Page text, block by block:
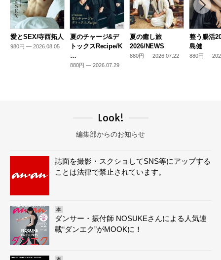
愛とSEX/寺西拓人
980円 — 2026.08.05
夏のチャージ&デ
トックスRecipe/K
…
880円 — 2026.07.29
夏の癒し旅
2026/NEWS
880円 — 2026.07.22
整う腸活
島健
880円 —
Look!
編集部からのお知らせ
誌面を撮影・スクショしてSNS等にアップする
ことは法律で禁止されています。
本
ダンサー・振付師 NOSUKEさんによる人気連
載“ダンエク”がMOOKに！